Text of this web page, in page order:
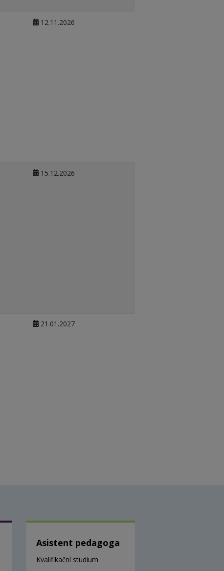
12.11.2026
15.12.2026
21.01.2027
Asistent pedagoga
Kvalifikační studium